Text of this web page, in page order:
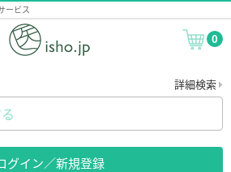
ービス
0
詳細検索
グイン／新規登録